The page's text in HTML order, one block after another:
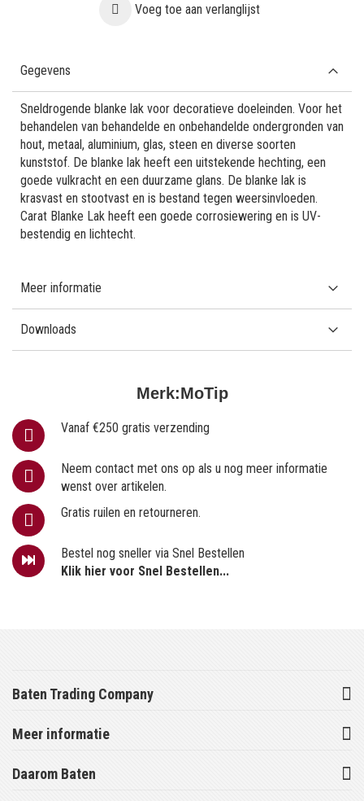
Voeg toe aan verlanglijst
Merk:MoTip
Vanaf €250 gratis verzending
Neem contact met ons op als u nog meer informatie
wenst over artikelen.
Gratis ruilen en retourneren.
Bestel nog sneller via Snel Bestellen
Klik hier voor Snel Bestellen...
Gegevens
Sneldrogende blanke lak voor decoratieve doeleinden. Voor het
behandelen van behandelde en onbehandelde ondergronden van
hout, metaal, aluminium, glas, steen en diverse soorten
kunststof. De blanke lak heeft een uitstekende hechting, een
goede vulkracht en een duurzame glans. De blanke lak is
krasvast en stootvast en is bestand tegen weersinvloeden.
Carat Blanke Lak heeft een goede corrosiewering en is UV-
bestendig en lichtecht.
Meer informatie
Downloads
Baten Trading Company
Meer informatie
Daarom Baten